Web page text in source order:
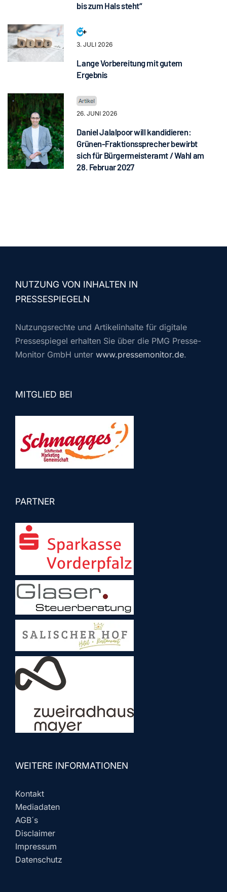
bis zum Hals steht“
3. JULI 2026
Lange Vorbereitung mit gutem
Ergebnis
26. JUNI 2026
Daniel Jalalpoor will kandidieren:
Grünen-Fraktionssprecher bewirbt
sich für Bürgermeisteramt / Wahl am
28. Februar 2027
NUTZUNG VON INHALTEN IN
PRESSESPIEGELN
Nutzungsrechte und Artikelinhalte für digitale
Pressespiegel erhalten Sie über die PMG Presse-
Monitor GmbH unter www.pressemonitor.de.
MITGLIED BEI
PARTNER
WEITERE INFORMATIONEN
Kontakt
Mediadaten
AGB´s
Disclaimer
Impressum
Datenschutz